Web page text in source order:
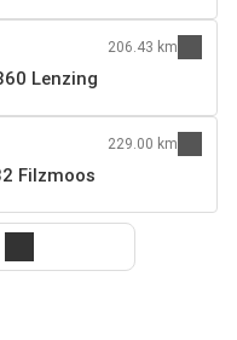
Lenzing
206.43 km
Filzmoos
229.00 km